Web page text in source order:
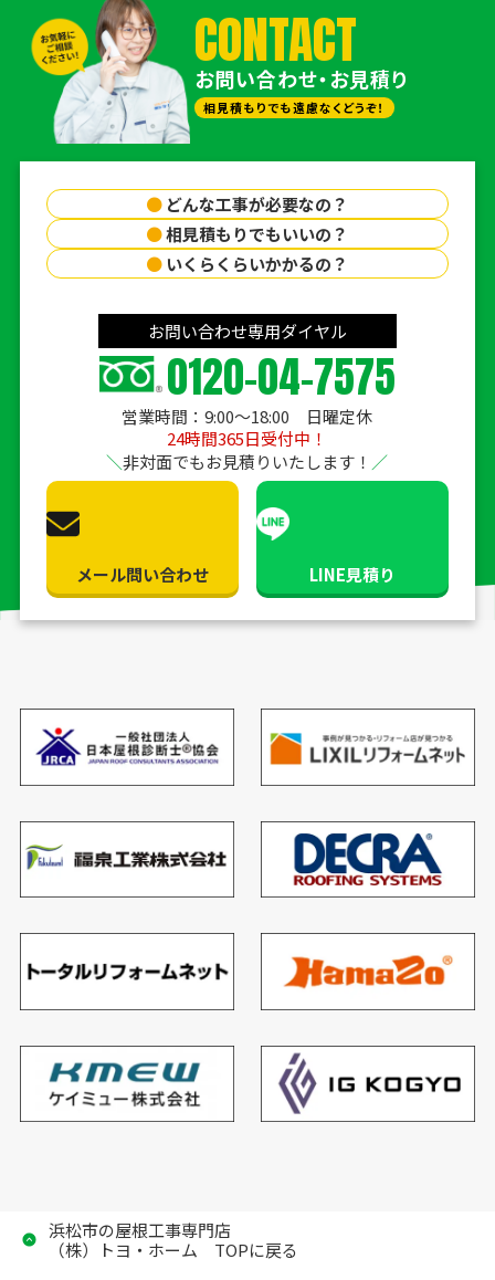
CONTACT
お問い合わせ・お見積り
相見積もりでも遠慮なくどうぞ！
● どんな工事が必要なの？
●相見積もりでもいいの？
● いくらくらいかかるの？
お問い合わせ専用ダイヤル
0120-04-7575
営業時間：9:00〜18:00 日曜定休
24時間365日受付中！
非対面でもお見積りいたします！
メール問い合わせ LINE見積り
浜松市の屋根工事専門店
（株）トヨ・ホーム TOPに戻る